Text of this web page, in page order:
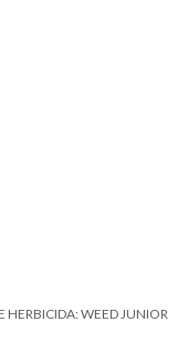
HERBICIDA: WEED JUNIOR